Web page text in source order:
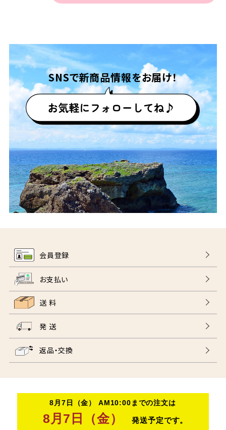
SNSで新商品情報をお届け！
会員登録
お支払い
送 料
発 送
返品・交換